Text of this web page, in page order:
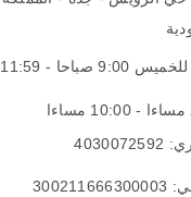
من السبت - للخميس 9:00 صباحا - 11:59